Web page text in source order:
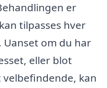
er
tilpasses hver
om du har
eller blot
kan